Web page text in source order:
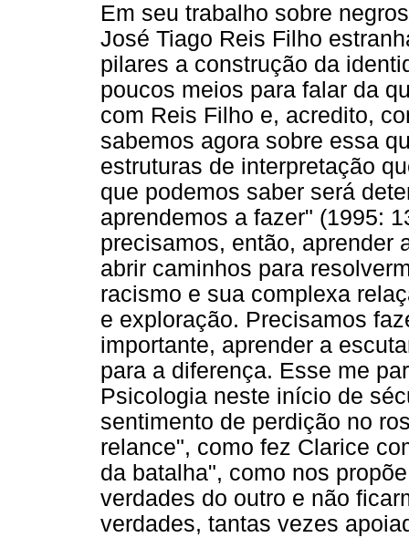
Em seu trabalho sobre
José Tiago Reis Filho
pilares a construção da
poucos meios para falar da
com Reis Filho e, acredito,
sabemos agora sobre essa
estruturas de interpretação
que podemos saber será
aprendemos a fazer" (1995:
precisamos, então, aprender
abrir caminhos para
racismo e sua complexa
e exploração. Precisamos
importante, aprender a
para a diferença. Esse me
Psicologia neste início de
sentimento de perdição no
relance", como fez Clarice
da batalha", como nos
verdades do outro e não
verdades, tantas vezes